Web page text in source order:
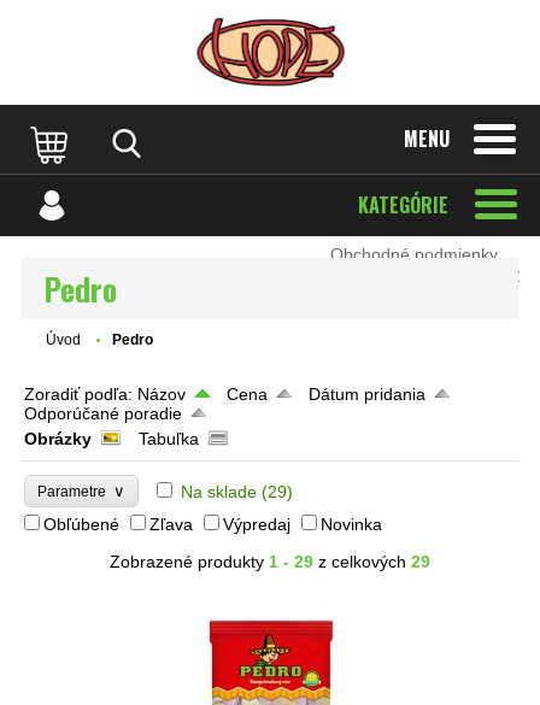
MENU
KATEGÓRIE
Pedro
Úvod Pedro
Zoradiť podľa: Názov Cena
Dátum pridania
Odporúčané poradie
Obrázky
Tabuľka
Parametre ∨ Na sklade (29)
Obľúbené
Zľava Výpredaj
Novinka
Zobrazené produkty 1 - 29 z celkových 29
IČO: 34 519 327 | IČ DPH: SK1020393572
Zapísaný v Živnostenskom registri OU Nitra
Orgán dozoru:
SOI –
www.soi.sk
Obchodné podmienky
Ochrana osobných údajov